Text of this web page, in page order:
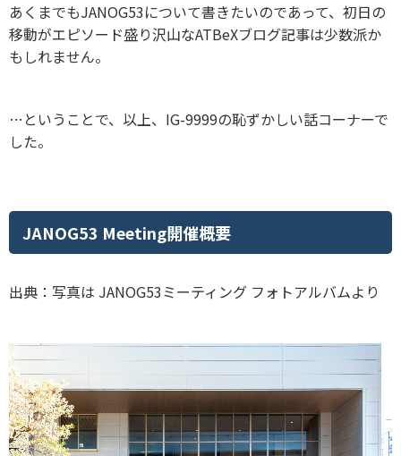
あくまでもJANOG53について書きたいのであって、初日の
移動がエピソード盛り沢山なATBeXブログ記事は少数派か
もしれません。
…ということで、以上、IG-9999の恥ずかしい話コーナーで
した。
JANOG53 Meeting開催概要
出典：写真は JANOG53ミーティング フォトアルバムより